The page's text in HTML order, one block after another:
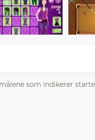
som indikerer